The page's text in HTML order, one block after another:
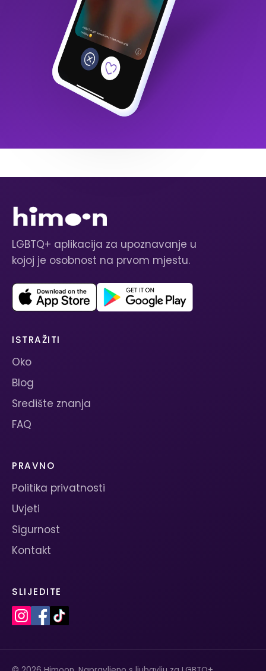
LGBTQ+ aplikacija za upoznavanje u
kojoj je osobnost na prvom mjestu.
ISTRAŽITI
Oko
Blog
Središte znanja
FAQ
PRAVNO
Politika privatnosti
Uvjeti
Sigurnost
Kontakt
SLIJEDITE